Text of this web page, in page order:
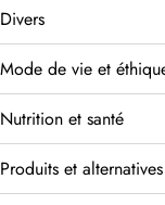
Divers
Mode de vie et
Nutrition et santé
Produits et